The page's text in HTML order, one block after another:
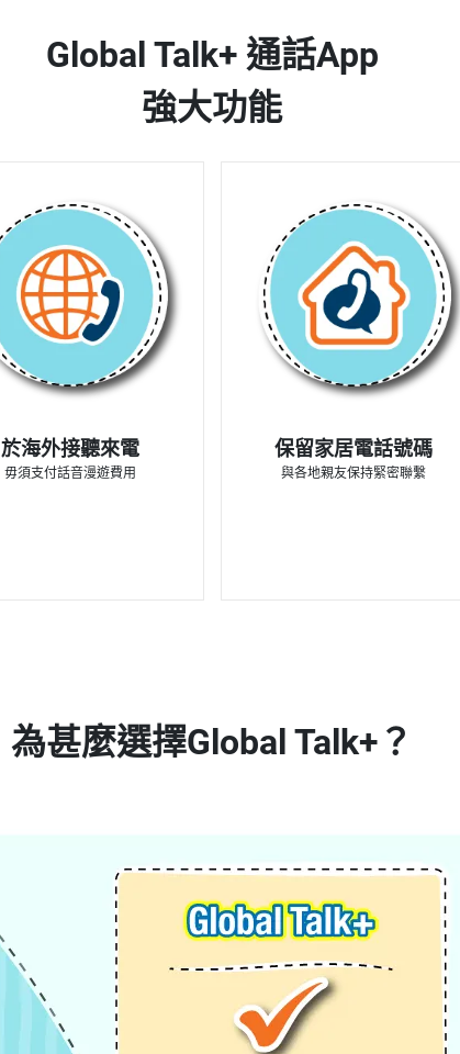
Global Talk+ 通話App
強大功能
於海外接聽來電
毋須支付話音漫遊費用
保留家居電話號碼
與各地親友保持緊密聯繫
為甚麼選擇Global Talk+？